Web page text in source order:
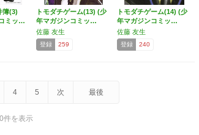
簿(3)
ミッ…
トモダチゲーム(13) (少
年マガジンコミッ…
佐藤 友生
登録 259
トモダチゲーム(14) (少
年マガジンコミッ…
佐藤 友生
登録 240
4 5 次 最後
件を表示